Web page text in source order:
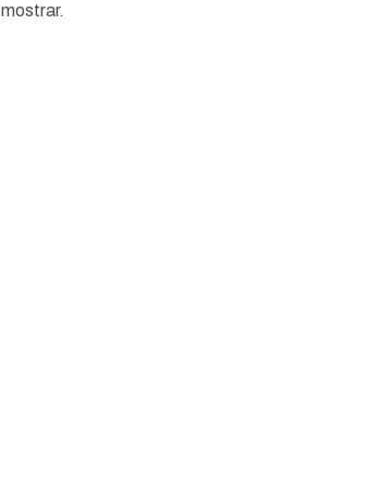
mostrar.